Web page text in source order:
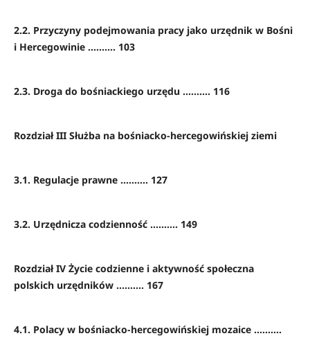
2.2. Przyczyny podejmowania pracy jako urzędnik w Bośni
i Hercegowinie .......... 103
2.3. Droga do bośniackiego urzędu .......... 116
Rozdział III Służba na bośniacko-hercegowińskiej ziemi
3.1. Regulacje prawne .......... 127
3.2. Urzędnicza codzienność .......... 149
Rozdział IV Życie codzienne i aktywność społeczna
polskich urzędników .......... 167
4.1. Polacy w bośniacko-hercegowińskiej mozaice ..........